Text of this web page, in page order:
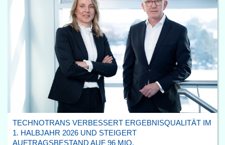
TECHNOTRANS VERBESSERT ERGEBNISQUALITÄT IM
1. HALBJAHR 2026 UND STEIGERT
AUFTRAGSBESTAND AUF 96 MIO.